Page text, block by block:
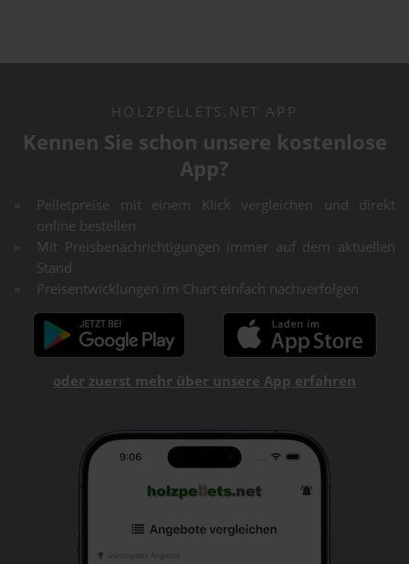
HOLZPELLETS.NET APP
Kennen Sie schon unsere kostenlose
App?
Pelletpreise mit einem Klick vergleichen und direkt
online bestellen
Mit Preisbenachrichtigungen immer auf dem aktuellen
Stand
Preisentwicklungen im Chart einfach nachverfolgen
oder zuerst mehr über unsere App erfahren